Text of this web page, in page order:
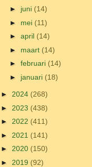
► juni (14)
► mei (11)
► april (14)
► maart (14)
► februari (14)
► januari (18)
► 2024 (268)
► 2023 (438)
► 2022 (411)
► 2021 (141)
► 2020 (150)
► 2019 (92)